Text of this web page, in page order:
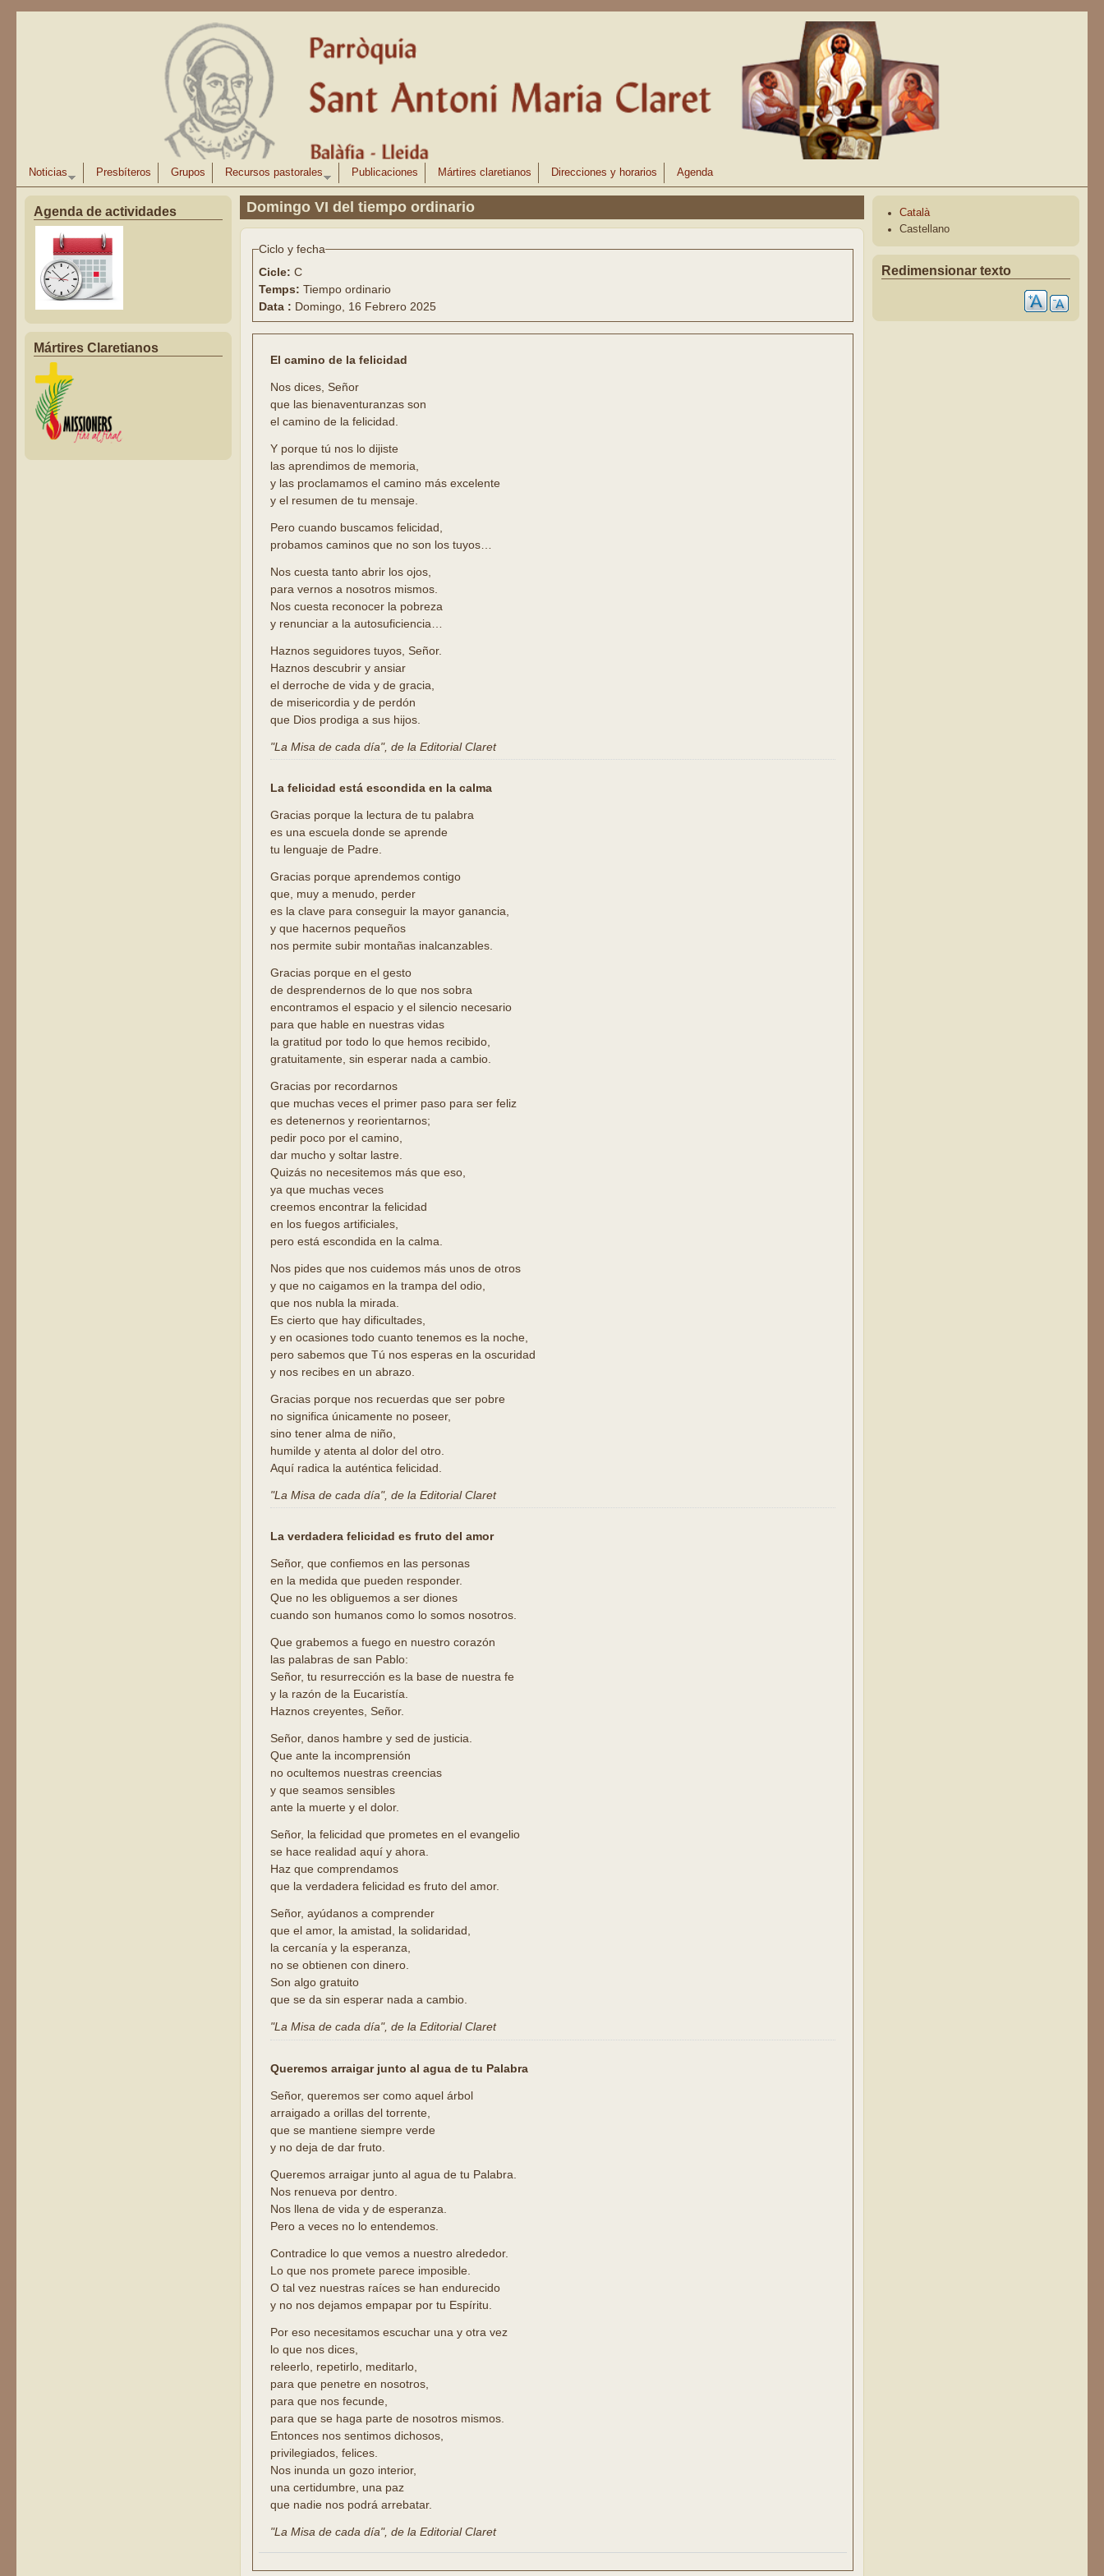
Noticias Presbíteros Grupos Recursos pastorales Publicaciones Mártires claretianos Direcciones y horarios Agenda
Agenda de actividades
Mártires Claretianos
Domingo VI del tiempo ordinario
Ciclo y fecha
Cicle: C
Temps: Tiempo ordinario
Data : Domingo, 16 Febrero 2025
El camino de la felicidad
Nos dices, Señor
que las bienaventuranzas son
el camino de la felicidad.
Y porque tú nos lo dijiste
las aprendimos de memoria,
y las proclamamos el camino más excelente
y el resumen de tu mensaje.
Pero cuando buscamos felicidad,
probamos caminos que no son los tuyos…
Nos cuesta tanto abrir los ojos,
para vernos a nosotros mismos.
Nos cuesta reconocer la pobreza
y renunciar a la autosuficiencia…
Haznos seguidores tuyos, Señor.
Haznos descubrir y ansiar
el derroche de vida y de gracia,
de misericordia y de perdón
que Dios prodiga a sus hijos.
"La Misa de cada día", de la Editorial Claret
La felicidad está escondida en la calma
Gracias porque la lectura de tu palabra
es una escuela donde se aprende
tu lenguaje de Padre.
Gracias porque aprendemos contigo
que, muy a menudo, perder
es la clave para conseguir la mayor ganancia,
y que hacernos pequeños
nos permite subir montañas inalcanzables.
Gracias porque en el gesto
de desprendernos de lo que nos sobra
encontramos el espacio y el silencio necesario
para que hable en nuestras vidas
la gratitud por todo lo que hemos recibido,
gratuitamente, sin esperar nada a cambio.
Gracias por recordarnos
que muchas veces el primer paso para ser feliz
es detenernos y reorientarnos;
pedir poco por el camino,
dar mucho y soltar lastre.
Quizás no necesitemos más que eso,
ya que muchas veces
creemos encontrar la felicidad
en los fuegos artificiales,
pero está escondida en la calma.
Nos pides que nos cuidemos más unos de otros
y que no caigamos en la trampa del odio,
que nos nubla la mirada.
Es cierto que hay dificultades,
y en ocasiones todo cuanto tenemos es la noche,
pero sabemos que Tú nos esperas en la oscuridad
y nos recibes en un abrazo.
Gracias porque nos recuerdas que ser pobre
no significa únicamente no poseer,
sino tener alma de niño,
humilde y atenta al dolor del otro.
Aquí radica la auténtica felicidad.
"La Misa de cada día", de la Editorial Claret
La verdadera felicidad es fruto del amor
Señor, que confiemos en las personas
en la medida que pueden responder.
Que no les obliguemos a ser diones
cuando son humanos como lo somos nosotros.
Que grabemos a fuego en nuestro corazón
las palabras de san Pablo:
Señor, tu resurrección es la base de nuestra fe
y la razón de la Eucaristía.
Haznos creyentes, Señor.
Señor, danos hambre y sed de justicia.
Que ante la incomprensión
no ocultemos nuestras creencias
y que seamos sensibles
ante la muerte y el dolor.
Señor, la felicidad que prometes en el evangelio
se hace realidad aquí y ahora.
Haz que comprendamos
que la verdadera felicidad es fruto del amor.
Señor, ayúdanos a comprender
que el amor, la amistad, la solidaridad,
la cercanía y la esperanza,
no se obtienen con dinero.
Son algo gratuito
que se da sin esperar nada a cambio.
"La Misa de cada día", de la Editorial Claret
Queremos arraigar junto al agua de tu Palabra
Señor, queremos ser como aquel árbol
arraigado a orillas del torrente,
que se mantiene siempre verde
y no deja de dar fruto.
Queremos arraigar junto al agua de tu Palabra.
Nos renueva por dentro.
Nos llena de vida y de esperanza.
Pero a veces no lo entendemos.
Contradice lo que vemos a nuestro alrededor.
Lo que nos promete parece imposible.
O tal vez nuestras raíces se han endurecido
y no nos dejamos empapar por tu Espíritu.
Por eso necesitamos escuchar una y otra vez
lo que nos dices,
releerlo, repetirlo, meditarlo,
para que penetre en nosotros,
para que nos fecunde,
para que se haga parte de nosotros mismos.
Entonces nos sentimos dichosos,
privilegiados, felices.
Nos inunda un gozo interior,
una certidumbre, una paz
que nadie nos podrá arrebatar.
"La Misa de cada día", de la Editorial Claret
Català
Castellano
Redimensionar texto